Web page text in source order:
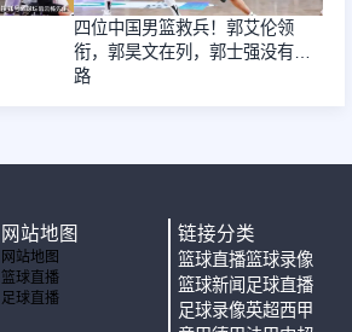
四位中国男篮救兵！郭艾伦领
衔，郭昊文在列，郭士强没有退
路
网站地图
网站地图
篮球直播
足球直播
链接分类
篮球直播篮球录像
篮球新闻 足球直播
足球录像英超西甲